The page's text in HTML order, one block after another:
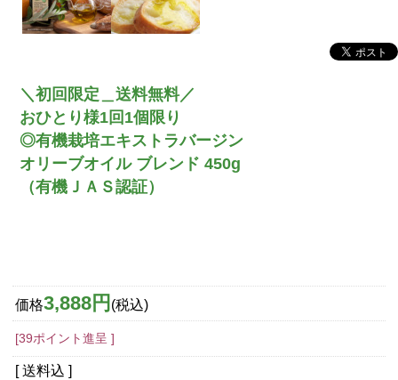
＼初回限定＿送料無料／
おひとり様1回1個限り
◎有機栽培エキストラバージン
オリーブオイル ブレンド 450g
（有機ＪＡＳ認証）
価格3,888円 (税込)
[39ポイント進呈 ]
[ 送料込 ]